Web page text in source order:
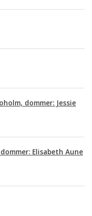
dommer: Jessie
Elisabeth Aune